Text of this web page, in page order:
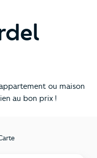
ou maison
au bon prix !